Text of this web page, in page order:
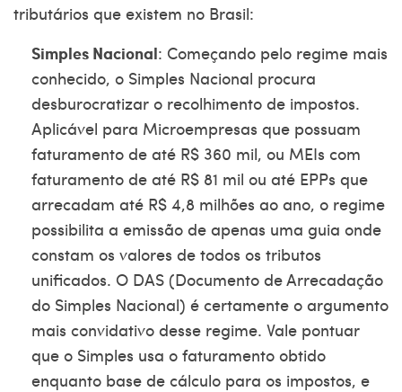
tributários que existem no Brasil:
Simples Nacional: Começando pelo regime mais
conhecido, o Simples Nacional procura
desburocratizar o recolhimento de impostos.
Aplicável para Microempresas que possuam
faturamento de até R$ 360 mil, ou MEIs com
faturamento de até R$ 81 mil ou até EPPs que
arrecadam até R$ 4,8 milhões ao ano, o regime
possibilita a emissão de apenas uma guia onde
constam os valores de todos os tributos
unificados. O DAS (Documento de Arrecadação
do Simples Nacional) é certamente o argumento
mais convidativo desse regime. Vale pontuar
que o Simples usa o faturamento obtido
enquanto base de cálculo para os impostos, e